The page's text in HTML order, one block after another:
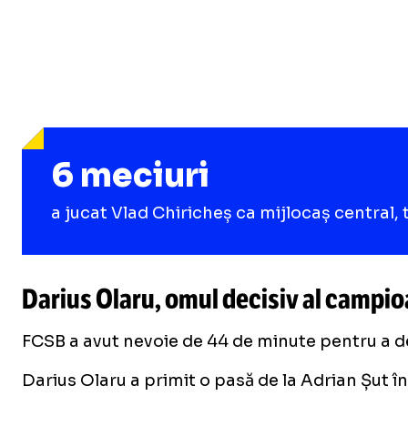
6 meciuri
a jucat Vlad Chiricheș ca mijlocaș central,
Darius Olaru, omul decisiv al
FCSB a avut nevoie de 44 de minute pentru a
Darius Olaru a primit o pasă de la Adrian Șut